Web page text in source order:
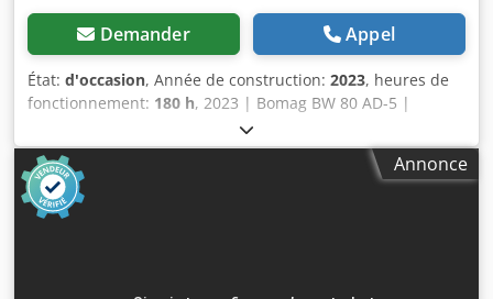
Demander Appel
État: d'occasion, Année de construction: 2023, heures de
fonctionnement: 180 h, 2023 | Bomag BW 80 AD-5 |
Rouleau tandem d’occasion | 180 heures 📍Lieu :
Allemagne 🚛 Livraison possible à votre destination –
Utilisez notre calculateur d’expédition pour estimer les
frais de transport ! Dedpoydr Awofx Ai Deck 💰 Achetez
maintenant pour 19 900 EUR ou faites une offre. Paiement
Annonce